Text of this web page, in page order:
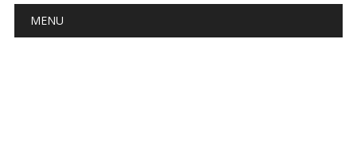
Main menu
MENU